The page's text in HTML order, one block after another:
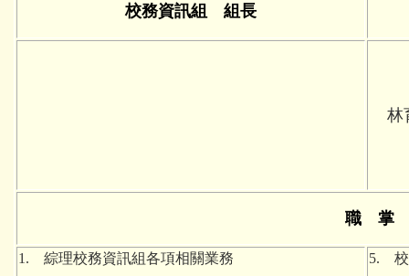
校務資訊組 組長
林
職 掌
1. 綜理校務資訊組各項相關業務
5. 校